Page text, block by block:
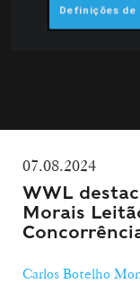
07.08.2024
WWL
Morais
Carlos Botelho
Definições de